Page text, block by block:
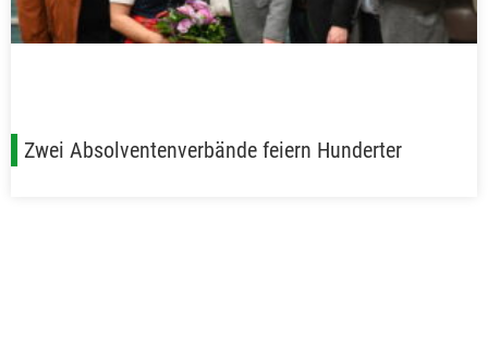
Zwei Absolventenverbände feiern Hunderter